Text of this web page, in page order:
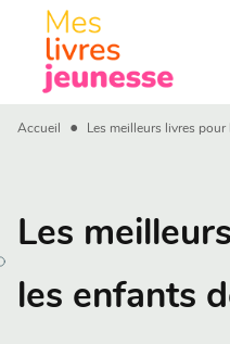
MENU
PIED DE PAGE
Accueil • Les meilleurs livres
Les
les enfants